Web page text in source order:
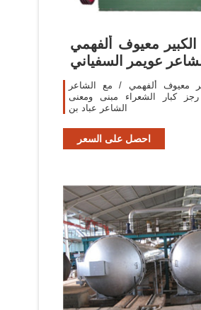
معيوف ألفهمي
عويمر السفياني
معيوف ألفهمي / مع الشاعر
كبار الشعراء مبنى ومعنى
الشاعر عباد بن
احصل على السعر